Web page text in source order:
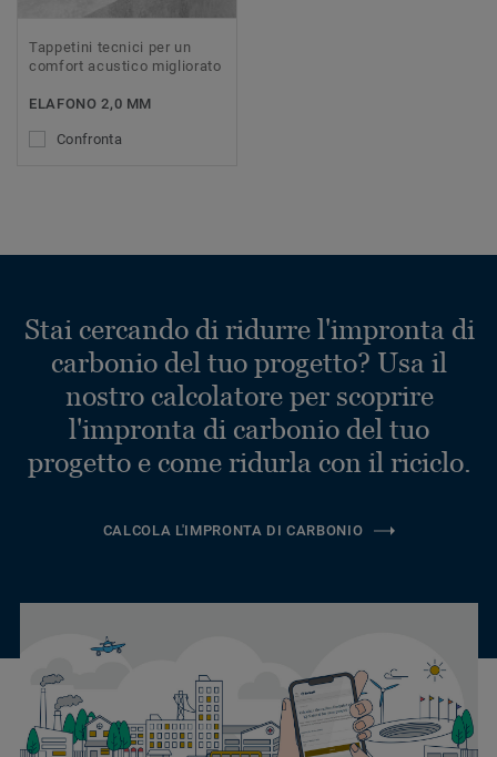
Tappetini tecnici per un
comfort acustico migliorato
ELAFONO 2,0 MM
Confronta
Stai cercando di ridurre l'impronta di
carbonio del tuo progetto? Usa il
nostro calcolatore per scoprire
l'impronta di carbonio del tuo
progetto e come ridurla con il riciclo.
CALCOLA L'IMPRONTA DI CARBONIO